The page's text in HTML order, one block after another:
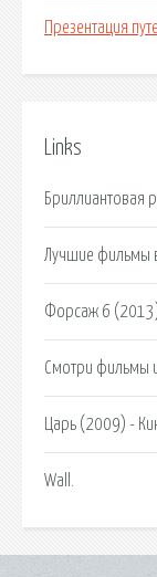
Презентация
Links
Бриллиантовая
Лучшие фильмы
Форсаж 6 (2013)
Смотри фильмы
Царь (2009) -
Wall.